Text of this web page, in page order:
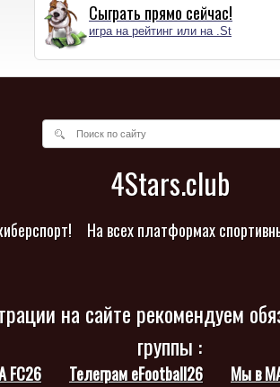
Сыграть прямо сейчас!
игра на рейтинг или на .St
4Stars.club
На всех платформах
на сайте рекомендуем
группы :
FC26 Телеграм eFootball26 Мы в